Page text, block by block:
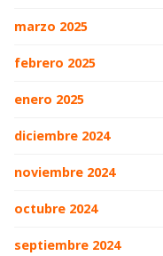
marzo 2025
febrero 2025
enero 2025
diciembre 2024
noviembre 2024
octubre 2024
septiembre 2024